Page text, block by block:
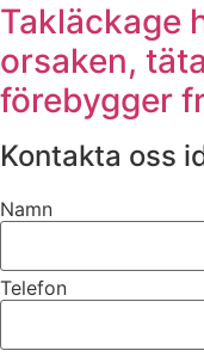
Takläckage
orsaken,
förebygger
Kontakta oss
Namn
Telefon